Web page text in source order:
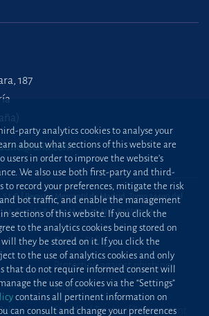
187
| Registro Mercantil de Madrid, Tomo 24490 del
Sección 8, Hoja M-43976. NIF: B28563963
Cookie Policy
Protection against phishing
attacks
Standard Terms of Engagement
party analytics cookies to analyse your
about what sections of this website are
in order to improve the website’s
We also use both first-party and third-
to record your preferences, mitigate the risk
bot traffic, and enable the management
sections of this website. If you click the
to the analytics cookies being stored on
they be stored on it. If you click the
to the use of analytics cookies and only
that do not require informed consent will
the use of cookies via the “Settings”
contains all pertinent information on
can consult and change your preferences